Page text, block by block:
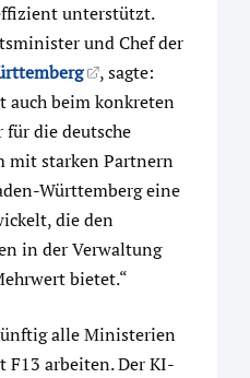
unterstützt.
und Chef der
, sagte:
auch beim konkreten
die deutsche
mit starken Partnern
Württemberg eine
die den
in der Verwaltung
bietet.“
alle Ministerien
F13 arbeiten. Der KI-